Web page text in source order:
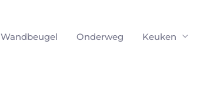
Wandbeugel Onderweg Keuken